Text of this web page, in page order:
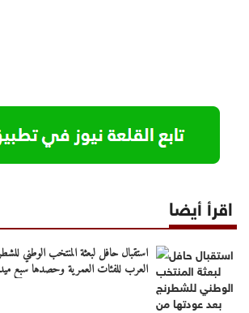
اقرأ أيضا
استقبال حافل لبعثة المنتخب الوطني
العرب للفئات العمرية وحصدها سبع